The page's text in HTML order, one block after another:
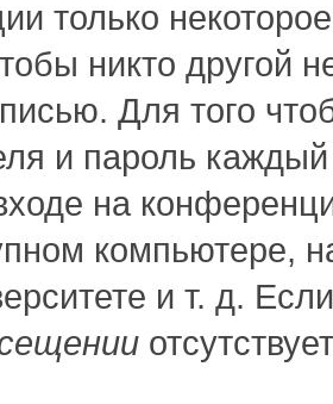
только
никто другой
Для того
и пароль
на
компьютере,
и т. д.